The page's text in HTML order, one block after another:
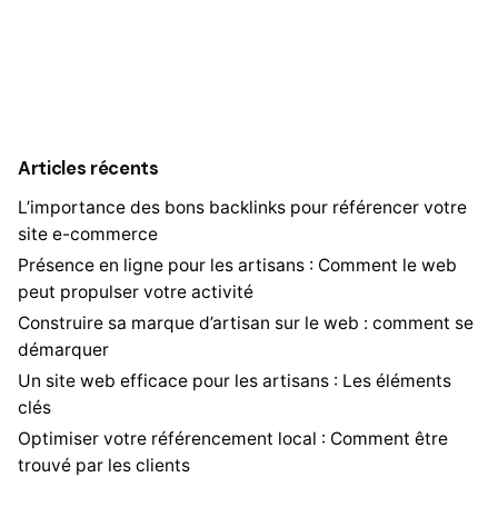
Articles récents
L’importance des bons backlinks pour référencer votre
site e-commerce
Présence en ligne pour les artisans : Comment le web
peut propulser votre activité
Construire sa marque d’artisan sur le web : comment se
démarquer
Un site web efficace pour les artisans : Les éléments
clés
Optimiser votre référencement local : Comment être
trouvé par les clients